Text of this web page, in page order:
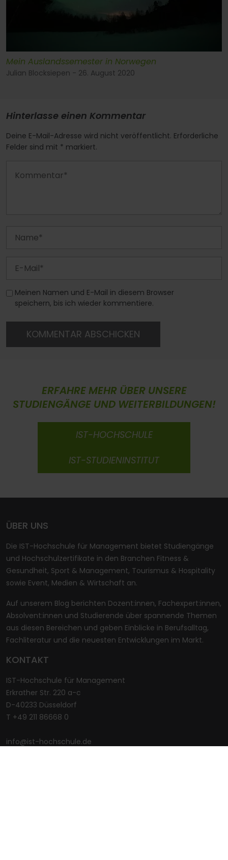
Mein Auslandssemester in Norwegen
Julian Blocksiepen - 26. August 2020
Hinterlasse einen Kommentar
Deine E-Mail-Adresse wird nicht veröffentlicht. Erforderliche
Felder sind mit * markiert.
Meinen Namen und E-Mail in diesem Browser
speichern, bis ich wieder kommentiere.
KOMMENTAR ABSCHICKEN
ERFAHRE MEHR ÜBER UNSERE
STUDIENGÄNGE UND WEITERBILDUNGEN!
IST-HOCHSCHULE
IST-STUDIENINSTITUT
ÜBER UNS
Die IST-Hochschule für Management bietet Studiengänge
und Hochschulzertifikate in den Branchen Fitness &
Gesundheit, Sport & Management, Tourismus & Hospitality
sowie Event, Medien & Wirtschaft an.
Auf unserem Blog berichten Dozent:innen, Fachexpert:innen,
Absolvent:innen und Studierende über spannende Themen
aus diesen Bereichen und geben Einblicke in Berufsalltag,
Fachliteratur und die neuesten Entwicklungen im Markt.
KONTAKT
IST-Hochschule für Management
Erkrather Str. 220 a-c
D-40233 Düsseldorf
T +49 211 86668 0
info@ist-hochschule.de